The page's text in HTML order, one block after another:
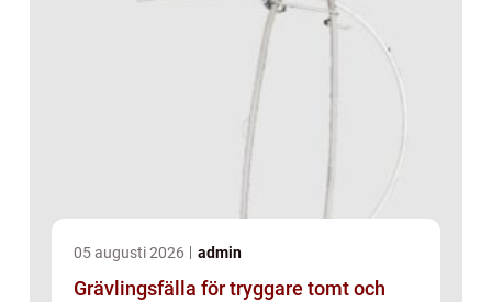
05 augusti 2026 admin
Grävlingsfälla för tryggare tomt och